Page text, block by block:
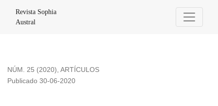
Revista Sophia
Austral
NÚM. 25 (2020), ARTÍCULOS
Publicado 30-06-2020